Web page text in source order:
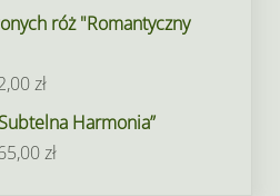
cen:
179,00 zł
róż "Romantyczny
złZakres
cen:
od
Harmonia”
złZakres